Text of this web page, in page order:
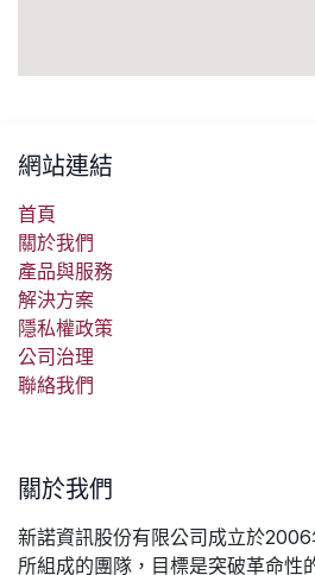
網站連結
首頁
關於我們
產品與服務
解決方案
隱私權政策
公司治理
聯絡我們
關於我們
新諾資訊股份有限公司成立於
所組成的團隊，目標是突破革命性